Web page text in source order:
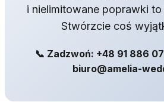
i nielimitowane poprawki to
Stwórzcie coś
📞 Zadzwoń: +48 91 886
biuro@amelia-